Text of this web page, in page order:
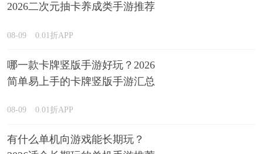
2026二次元抽卡养成类手游推荐
08-09 0.01折APP
哪一款卡牌竖版手游好玩？2026
简单易上手的卡牌竖版手游汇总
08-09 0.01折APP
有什么单机向游戏能长期玩？